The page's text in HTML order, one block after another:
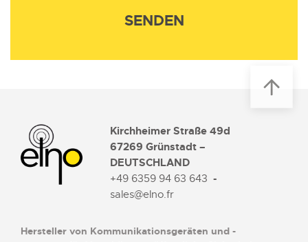
Kirchheimer Straße 49d
67269 Grünstadt –
DEUTSCHLAND
+49 6359 94 63 643 -
sales@elno.fr
Hersteller von Kommunikationsgeräten und -